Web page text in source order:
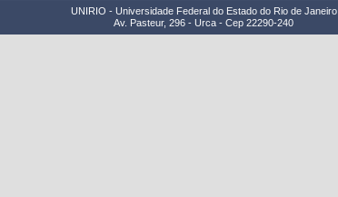
UNIRIO - Universidade Federal do Estado do Rio de Janeiro
Av. Pasteur, 296 - Urca - Cep 22290-240